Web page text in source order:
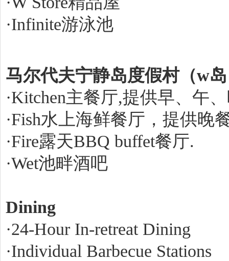
·Infinite游泳池
马尔代夫宁静岛度假村（w
·Kitchen主餐厅,提供早、午
·Fish水上海鲜餐厅，提供
·Fire露天BBQ buffet餐厅.
·Wet池畔酒吧
Dining
·24-Hour In-retreat Dining
·Individual Barbecue Stations